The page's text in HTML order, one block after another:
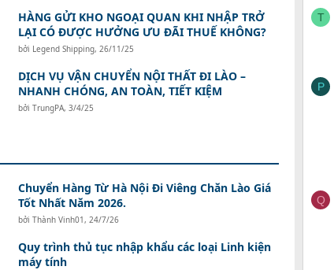
HÀNG GỬI KHO NGOẠI QUAN KHI NHẬP TRỞ
LẠI CÓ ĐƯỢC HƯỞNG ƯU ĐÃI THUẾ KHÔNG?
bởi Legend Shipping, 26/11/25
DỊCH VỤ VẬN CHUYỂN NỘI THẤT ĐI LÀO –
NHANH CHÓNG, AN TOÀN, TIẾT KIỆM
bởi TrungPA, 3/4/25
Chuyển Hàng Từ Hà Nội Đi Viêng Chăn Lào Giá
Tốt Nhất Năm 2026.
bởi Thành Vinh01, 24/7/26
Quy trình thủ tục nhập khẩu các loại Linh kiện
máy tính
T
P
Q